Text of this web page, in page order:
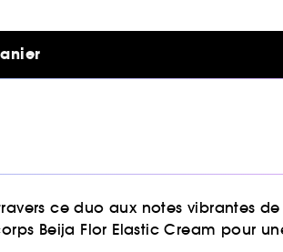
ce duo aux notes vibrantes
Beija Flor Elastic Cream pour